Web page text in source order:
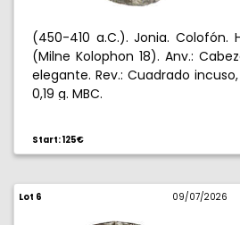
(450-410 a.C.). Jonia. Colofón.
(Milne Kolophon 18). Anv.:
elegante. Rev.: Cuadrado
0,19 g. MBC.
Start: 125€
Lot 6 09/07/2026